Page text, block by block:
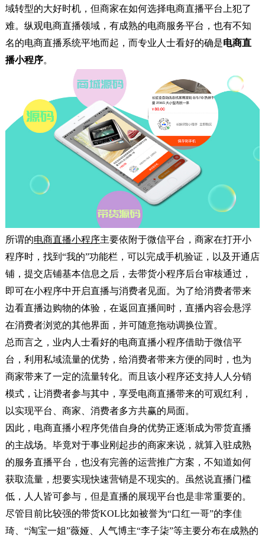
域转型的大好时机，但商家在如何选择电商直播平台上犯了
难。纵观电商直播领域，有成熟的电商服务平台，也有不知
名的电商直播系统平地而起，而专业人士看好的确是电商直
播小程序。
所谓的电商直播小程序主要依附于微信平台，商家在打开小
程序时，找到“我的”功能栏，可以完成手机验证，以及开通店
铺，提交店铺基本信息之后，去带货小程序后台审核通过，
即可在小程序中开启直播与消费者见面。为了给消费者带来
边看直播边购物的体验，在返回直播间时，直播内容会悬浮
在消费者浏览的其他界面，并可随意拖动调换位置。
总而言之，业内人士看好的电商直播小程序借助于微信平
台，利用私域流量的优势，给消费者带来方便的同时，也为
商家带来了一定的流量转化。而且该小程序还支持人人分销
模式，让消费者参与其中，享受电商直播带来的可观红利，
以实现平台、商家、消费者多方共赢的局面。
因此，电商直播小程序凭借自身的优势正逐渐成为带货直播
的主战场。毕竟对于事业刚起步的商家来说，就算入驻成熟
的服务直播平台，也没有完善的运营推广方案，不知道如何
获取流量，想要实现快速营销是不现实的。虽然说直播门槛
低，人人皆可参与，但是直播的展现平台也是非常重要的。
尽管 目前比较强的带货KOL比如被誉为“口红一哥”的李佳
琦、“淘宝一姐”薇娅、人气博主“李子柒”等主要分布在成熟的